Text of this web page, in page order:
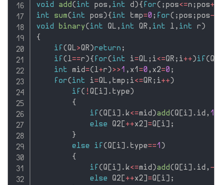
void
add ( int pos , int d ){ for( ; pos<=n ; pos+
int
sum( int pos ){ int tmp=0 ; for( ; pos ; pos-
void
binary( int QL , int QR , int l , int r )
{
if ( QL>QR )return ;
if ( l==r ){ for( int i=QL ; i<=QR ; i++ )if ( Q
int mid =( l+r )>>1 , x1 =0 , x2=0 ;
for( int i=QL , tmp ; i<=QR ; i++ )
if ( ! Q i . type )
{
if ( Q i . k<=mid )add ( Q i . id , 1
else Q2 ++x2 =Q i
;
}
else
if ( Q i . type==1 )
{
if ( Q i . k<=mid )add ( Q i . id , -
else Q2 ++x2 =Q i
;